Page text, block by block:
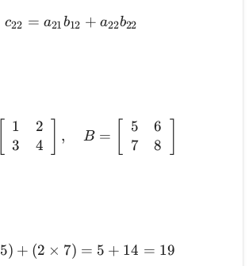
c_{22}=a_{21}
c22 = a21b12 + a22b22
1
3
2
4
, B =
5
7
6
8
(1 \times 5)+(2 \times
5) + (2 × 7) = 5 + 14 = 19